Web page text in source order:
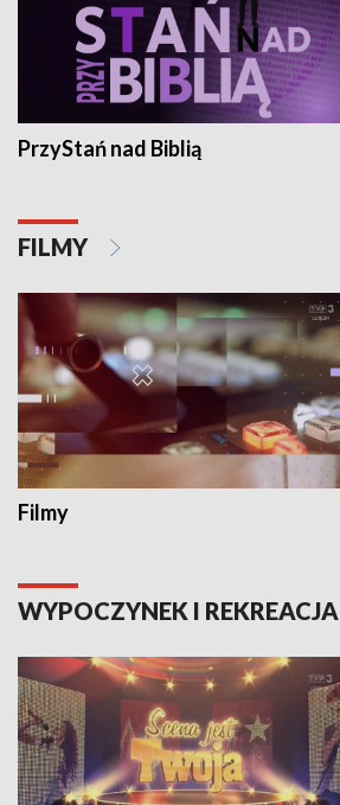
PrzyStań nad Biblią
FILMY
Filmy
WYPOCZYNEK I REKREACJA